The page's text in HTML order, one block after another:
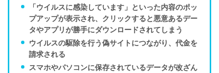
「ウイルスに感染しています」といった内容のポッ
プアップが表示され、クリックすると悪意あるデー
タやアプリが勝手にダウンロードされてしまう
ウイルスの駆除を行う偽サイトにつながり、代金を
請求される
スマホやパソコンに保存されているデータが改ざん